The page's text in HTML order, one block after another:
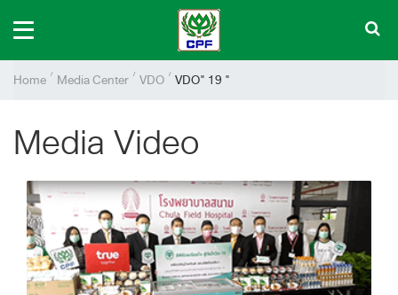
Home Media Center VDO VDO" 19 "
Media Video